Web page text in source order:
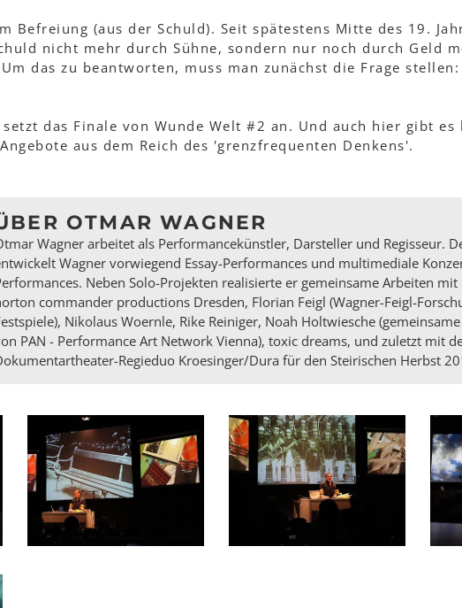
Befreiung (aus der Schuld). Seit spätestens Mitte des 19.
nicht mehr durch Sühne, sondern nur noch durch Geld
das zu beantworten, muss man zunächst die Frage
das Finale von Wunde Welt #2 an. Und auch hier gibt es
aus dem Reich des 'grenzfrequenten Denkens'.
OTMAR WAGNER
Wagner arbeitet als Performancekünstler, Darsteller und Regisseur.
Wagner vorwiegend Essay-Performances und multimediale
Neben Solo-Projekten realisierte er gemeinsame Arbeiten mit
commander productions Dresden, Florian Feigl (Wagner-Feigl-
Nikolaus Woernle, Rike Reiniger, Noah Holtwiesche
PAN - Performance Art Network Vienna), toxic dreams, und zuletzt mit
Regieduo Kroesinger/Dura für den Steirischen Herbst